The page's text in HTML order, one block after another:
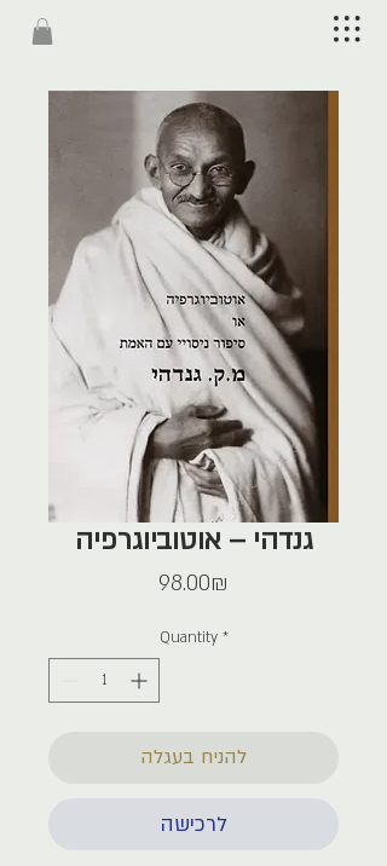
גנדהי – אוטוביוגרפיה
‏98.00 ‏₪
Quantity *
להניח בעגלה
לרכישה